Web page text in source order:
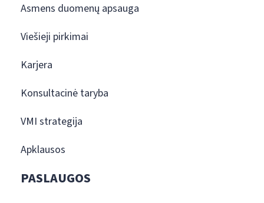
Asmens duomenų apsauga
Viešieji pirkimai
Karjera
Konsultacinė taryba
VMI strategija
Apklausos
PASLAUGOS